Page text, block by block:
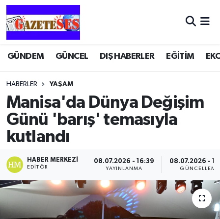
GÜNDEM GÜNCEL DIŞ HABERLER EĞİTİM
HABERLER YAŞAM
Manisa'da Dünya Değişim
Günü 'barış' temasıyla
kutlandı
HABER MERKEZI
EDITÖR
08.07.2026 - 16:39
YAYINLANMA
08.07.2026 -
GÜNCELLEME